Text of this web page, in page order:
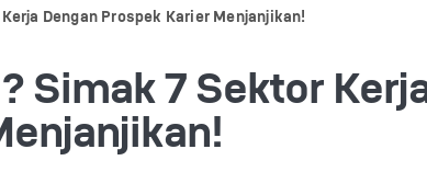
Dengan Prospek Karier Menjanjikan!
Simak 7 Sektor